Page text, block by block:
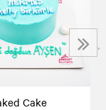
Cake
›